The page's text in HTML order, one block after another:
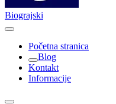
Biograjski
Početna stranica
Blog
Kontakt
Informacije